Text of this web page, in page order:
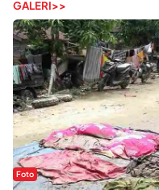
GALERI>>
Foto